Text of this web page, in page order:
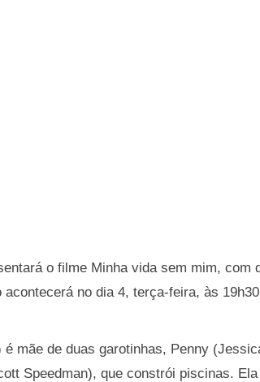
o filme Minha vida sem mim, com
no dia 4, terça-feira, às
mãe de duas garotinhas, Penny
Speedman), que constrói piscinas.